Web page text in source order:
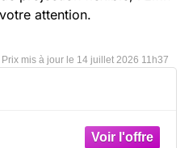
attention.
14 juillet 2026 11h37